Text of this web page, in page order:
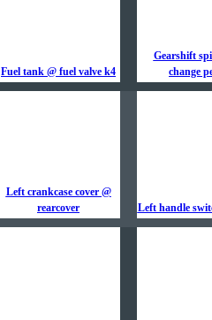
Fuel tank @ fuel valve k4
Gearshift
change
Left crankcase cover @
rearcover
Left handle